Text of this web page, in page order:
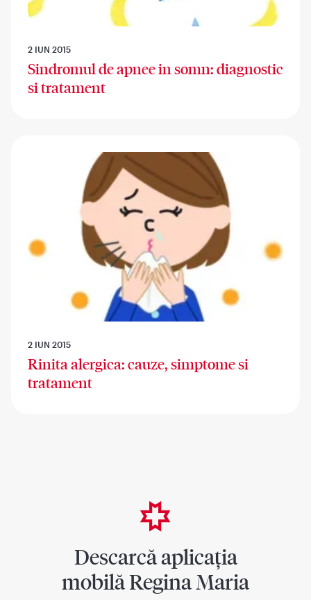
2 IUN 2015
Sindromul de apnee in somn: diagnostic
si tratament
2 IUN 2015
Rinita alergica: cauze, simptome si
tratament
Descarcă aplicația
mobilă Regina Maria